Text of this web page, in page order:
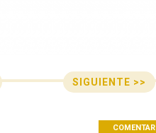
entradas
SIGUIENTE >>
COMENTAR